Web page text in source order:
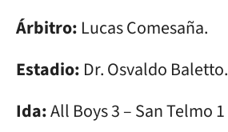
Árbitro: Lucas Comesaña.
Estadio: Dr. Osvaldo Baletto.
Ida:All Boys 3 – San Telmo 1